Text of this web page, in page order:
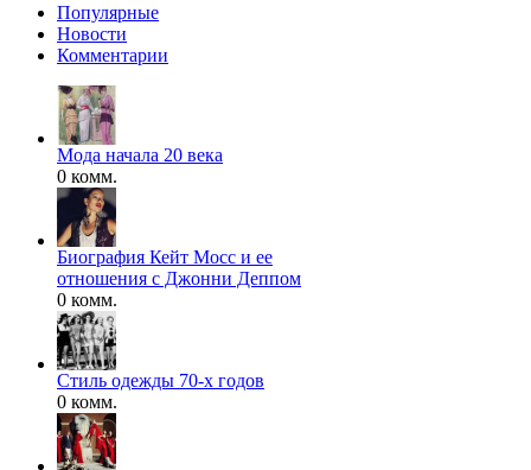
Популярные
Новости
Комментарии
Мода начала 20 века
0 комм.
Биография Кейт Мосс и ее
отношения с Джонни Деппом
0 комм.
Стиль одежды 70-х годов
0 комм.